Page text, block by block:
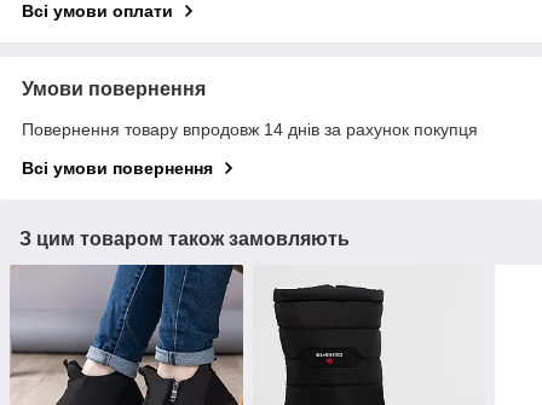
Всі умови оплати
Умови повернення
Повернення товару впродовж 14 днів за рахунок покупця
Всі умови повернення
З цим товаром також замовляють